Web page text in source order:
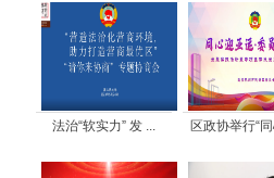
法治“软实力” 发 ... 区政协举行“